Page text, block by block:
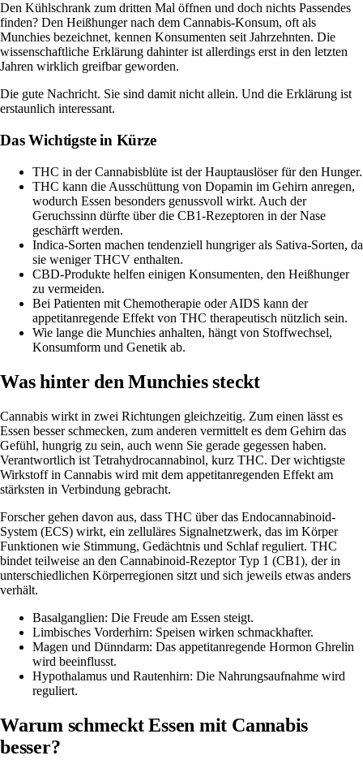
Den Kühlschrank zum dritten Mal öffnen und doch nichts Passendes
finden? Den Heißhunger nach dem Cannabis-Konsum, oft als
Munchies bezeichnet, kennen Konsumenten seit Jahrzehnten. Die
wissenschaftliche Erklärung dahinter ist allerdings erst in den letzten
Jahren wirklich greifbar geworden.
Die gute Nachricht. Sie sind damit nicht allein. Und die Erklärung ist
erstaunlich interessant.
Das Wichtigste in Kürze
THC in der Cannabisblüte ist der Hauptauslöser für den Hunger.
THC kann die Ausschüttung von Dopamin im Gehirn anregen,
wodurch Essen besonders genussvoll wirkt. Auch der
Geruchssinn dürfte über die CB1-Rezeptoren in der Nase
geschärft werden.
Indica-Sorten machen tendenziell hungriger als Sativa-Sorten, da
sie weniger THCV enthalten.
CBD-Produkte helfen einigen Konsumenten, den Heißhunger
zu vermeiden.
Bei Patienten mit Chemotherapie oder AIDS kann der
appetitanregende Effekt von THC therapeutisch nützlich sein.
Wie lange die Munchies anhalten, hängt von Stoffwechsel,
Konsumform und Genetik ab.
Was hinter den Munchies steckt
Cannabis wirkt in zwei Richtungen gleichzeitig. Zum einen lässt es
Essen besser schmecken, zum anderen vermittelt es dem Gehirn das
Gefühl, hungrig zu sein, auch wenn Sie gerade gegessen haben.
Verantwortlich ist Tetrahydrocannabinol, kurz THC. Der wichtigste
Wirkstoff in Cannabis wird mit dem appetitanregenden Effekt am
stärksten in Verbindung gebracht.
Forscher gehen davon aus, dass THC über das Endocannabinoid-
System (ECS) wirkt, ein zelluläres Signalnetzwerk, das im Körper
Funktionen wie Stimmung, Gedächtnis und Schlaf reguliert. THC
bindet teilweise an den Cannabinoid-Rezeptor Typ 1 (CB1), der in
unterschiedlichen Körperregionen sitzt und sich jeweils etwas anders
verhält.
Basalganglien: Die Freude am Essen steigt.
Limbisches Vorderhirn: Speisen wirken schmackhafter.
Magen und Dünndarm: Das appetitanregende Hormon Ghrelin
wird beeinflusst.
Hypothalamus und Rautenhirn: Die Nahrungsaufnahme wird
reguliert.
Warum schmeckt Essen mit Cannabis
besser?